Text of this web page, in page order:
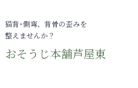
猫背･側弯、背骨の歪みを
整えませんか？
おそうじ本舗芦屋東